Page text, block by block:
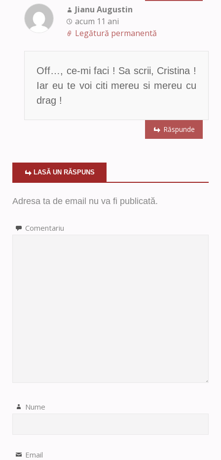
Jianu Augustin
acum 11 ani
Legătură permanentă
Off…, ce-mi faci ! Sa scrii, Cristina !
Iar eu te voi citi mereu si mereu cu
drag !
Răspunde
LASĂ UN RĂSPUNS
Adresa ta de email nu va fi publicată.
Comentariu
Nume
Email